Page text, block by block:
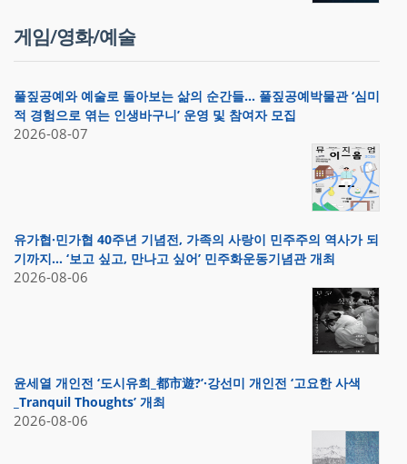
게임/영화/예술
풀짚공예와 예술로 돌아보는 삶의 순간들… 풀짚공예박물관 ‘심미
적 경험으로 엮는 인생바구니’ 운영 및 참여자 모집
2026-08-07
유가협·민가협 40주년 기념전, 가족의 사랑이 민주주의 역사가 되
기까지… ‘보고 싶고, 만나고 싶어’ 민주화운동기념관 개최
2026-08-06
윤세열 개인전 ‘도시유희_都市遊?’·강선미 개인전 ‘고요한 사색
_Tranquil Thoughts’ 개최
2026-08-06